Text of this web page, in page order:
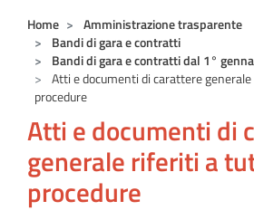
Home
Amministrazione trasparente
Bandi di gara e contratti
Bandi di gara e contratti dal 1°
Atti e documenti di carattere
procedure
Atti e documenti di
generale riferiti a
procedure